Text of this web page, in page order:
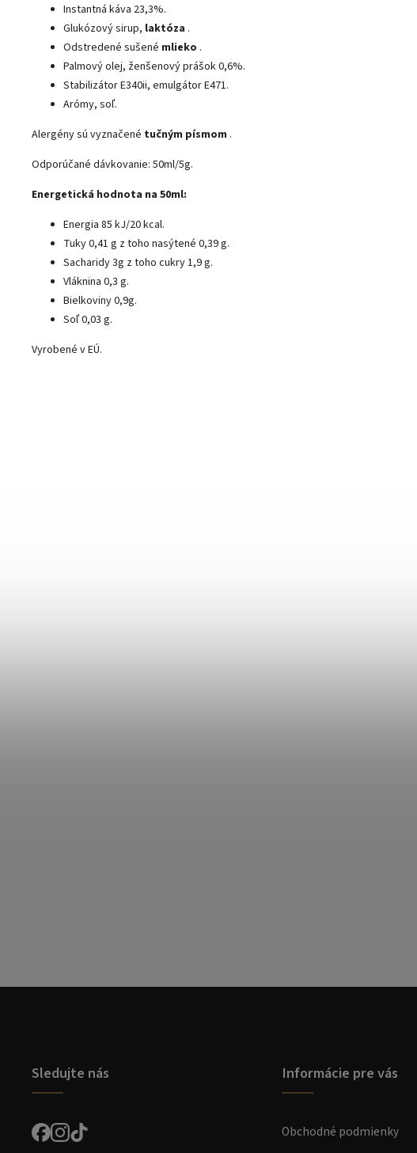
Instantná káva 23,3%.
Glukózový sirup, laktóza .
Odstredené sušené mlieko .
Palmový olej, ženšenový prášok 0,6%.
Stabilizátor E340ii, emulgátor E471.
Arómy, soľ.
Alergény sú vyznačené tučným písmom .
Odporúčané dávkovanie: 50ml/5g.
Energetická hodnota na 50ml:
Energia 85 kJ/20 kcal.
Tuky 0,41 g z toho nasýtené 0,39 g.
Sacharidy 3g z toho cukry 1,9 g.
Vláknina 0,3 g.
Bielkoviny 0,9g.
Soľ 0,03 g.
Vyrobené v EÚ.
Sledujte nás Informácie pre vás
Obchodné podmienky